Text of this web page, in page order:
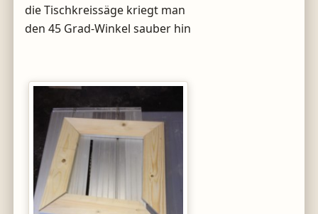
die Tischkreissäge kriegt man
den 45 Grad-Winkel sauber hin